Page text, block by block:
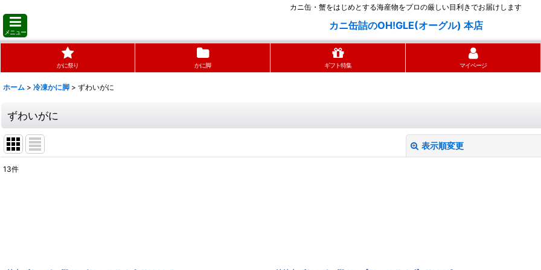
カニ缶・蟹をはじめとする海産物をプロの厳しい目利きでお届けします
メニュー
カニ缶詰のOH!GLE(オーグル) 本店
かに祭り かに脚 ギフト特集 マイページ
ホーム > 冷凍かに脚 > ずわいがに
ずわいがに
表示順変更
13件